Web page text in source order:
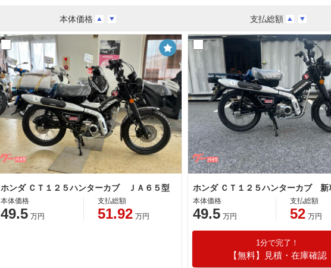
本体価格 支払総額
ホンダ ＣＴ１２５ハンターカブ ＪＡ６５型
本体価格
49.5 万円
支払総額
51.92 万円
本体価格
49.5 万円
支払総額
52 万円
1分で完了！
【無料】見積・在庫確認